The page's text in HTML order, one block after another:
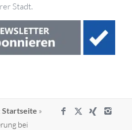
Stadt.
Startseite »
bei